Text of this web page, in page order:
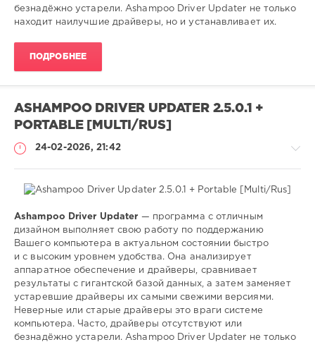
поиск,
драйверов,
безнадёжно устарели. Ashampoo Driver Updater не только
находит наилучшие драйверы, но и устанавливает их.
ПОДРОБНЕЕ
ASHAMPOO DRIVER UPDATER 2.5.0.1 +
PORTABLE [MULTI/RUS]
24-02-2026, 21:42
Софт
SamDel
0
установка ,
обновление,
поиск,
Ashampoo Driver Updater — программа с отличным
дизайном выполняет свою работу по поддержанию
Вашего компьютера в актуальном состоянии быстро
и с высоким уровнем удобства. Она анализирует
аппаратное обеспечение и драйверы, сравнивает
результаты с гигантской базой данных, а затем заменяет
устаревшие драйверы их самыми свежими версиями.
Неверные или старые драйверы это враги системе
компьютера. Часто, драйверы отсутствуют или
безнадёжно устарели. Ashampoo Driver Updater не только